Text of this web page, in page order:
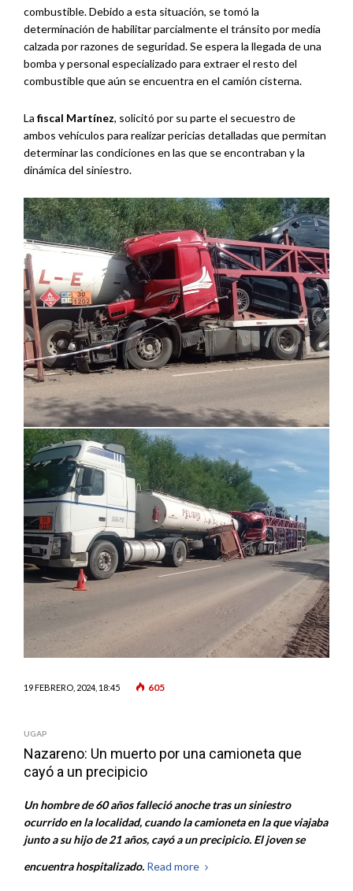
combustible. Debido a esta situación, se tomó la
determinación de habilitar parcialmente el tránsito por media
calzada por razones de seguridad. Se espera la llegada de una
bomba y personal especializado para extraer el resto del
combustible que aún se encuentra en el camión cisterna.
La fiscal Martínez, solicitó por su parte el secuestro de
ambos vehículos para realizar pericias detalladas que permitan
determinar las condiciones en las que se encontraban y la
dinámica del siniestro.
19 FEBRERO, 2024, 18:45 605
UGAP
Nazareno: Un muerto por una camioneta que
cayó a un precipicio
Un hombre de 60 años falleció anoche tras un siniestro
ocurrido en la localidad, cuando la camioneta en la que viajaba
junto a su hijo de 21 años, cayó a un precipicio. El joven se
encuentra hospitalizado. Read more